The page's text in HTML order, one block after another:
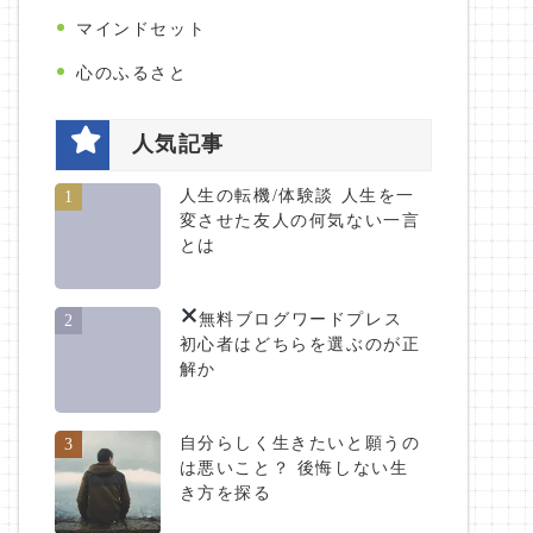
マインドセット
心のふるさと
人気記事
1
人生の転機/体験談 人生を一
変させた友人の何気ない一言
とは
2 無料ブログ ワードプレス
初心者はどちらを選ぶのが正
解か
3
自分らしく生きたいと願うの
は悪いこと？ 後悔しない生
き方を探る